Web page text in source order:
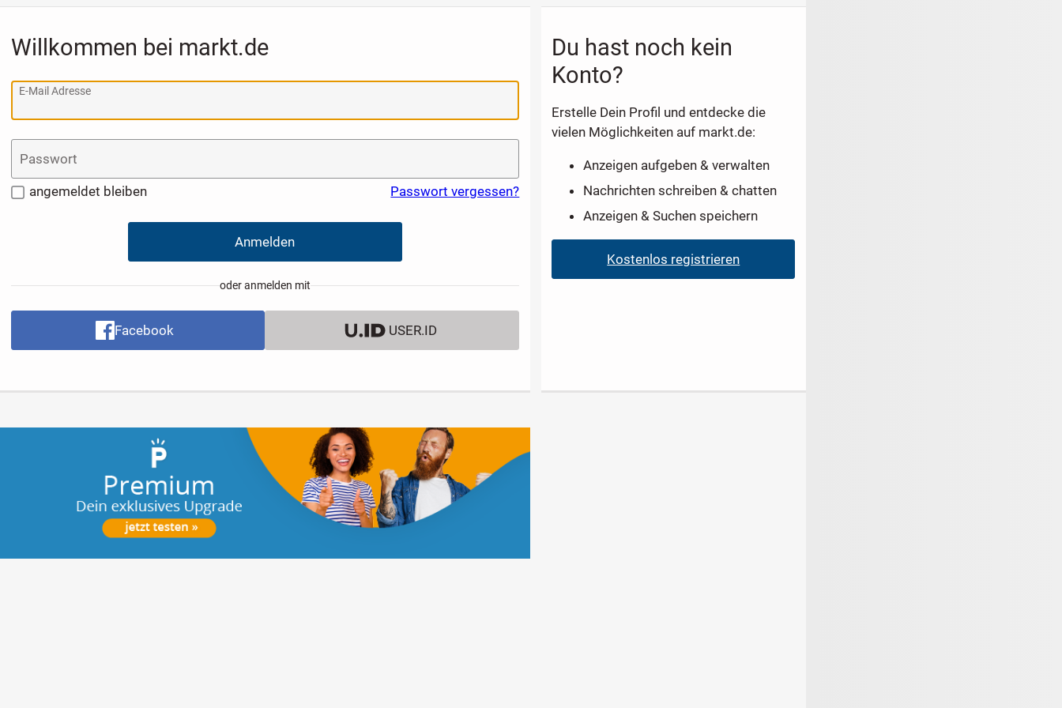
Willkommen bei markt.de
E-Mail Adresse
Passwort
angemeldet bleiben Passwort vergessen?
Anmelden
oder anmelden mit
Facebook USER.ID
Du hast noch kein
Konto?
Erstelle Dein Profil und entdecke die
vielen Möglichkeiten auf markt.de:
Anzeigen aufgeben & verwalten
Nachrichten schreiben & chatten
Anzeigen & Suchen speichern
Kostenlos registrieren